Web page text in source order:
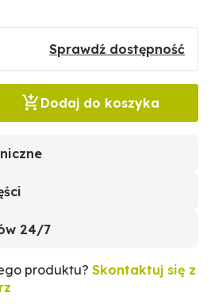
Sprawdź dostępność
Dodaj do koszyka
24/7
produktu? Skontaktuj się z